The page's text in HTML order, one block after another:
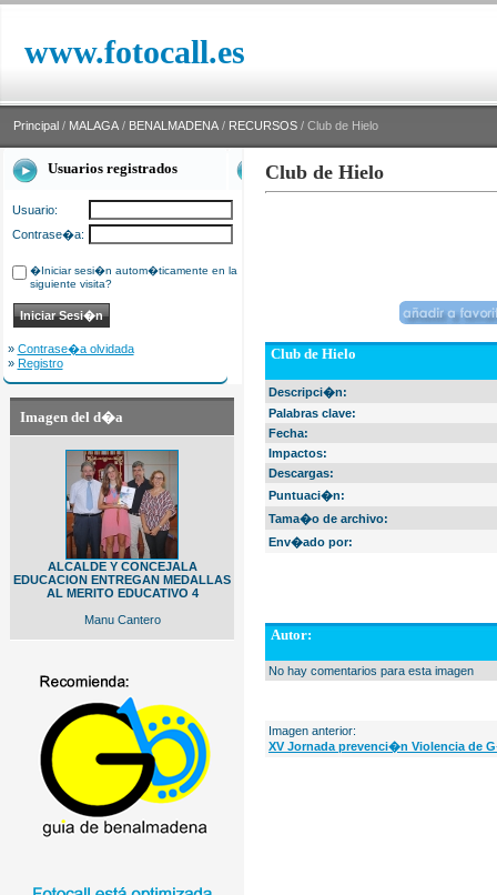
www.fotocall.es
Principal / MALAGA / BENALMADENA / RECURSOS / Club de Hielo
Usuarios registrados
Usuario:
Contrase�a:
�Iniciar sesi�n autom�ticamente en la
siguiente visita?
» Contrase�a olvidada
» Registro
Imagen del d�a
ALCALDE Y CONCEJALA
EDUCACION ENTREGAN MEDALLAS
AL MERITO EDUCATIVO 4
Manu Cantero
Club de Hielo
Club de Hielo
Descripci�n:
Palabras clave:
Fecha:
Impactos:
Descargas:
Puntuaci�n:
Tama�o de archivo:
Env�ado por:
Autor:
No hay comentarios para esta imagen
Imagen anterior:
XV Jornada prevenci�n Violencia de